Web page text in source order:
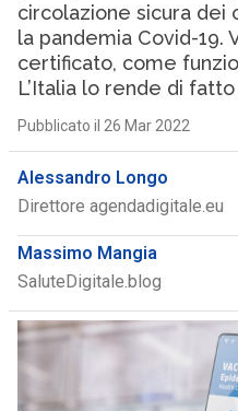
circolazione sicura dei
la pandemia Covid-19.
certificato, come
L’Italia lo rende di
Pubblicato il 26 Mar 2022
Alessandro Longo
Direttore agendadigitale.eu
Massimo Mangia
SaluteDigitale.blog